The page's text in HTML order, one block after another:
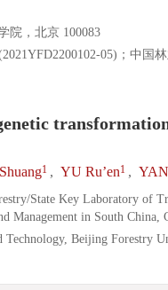
院，北京 100083
05)；中国
1 , YU Ru’en1 ,
State Key Laboratory of
Management in South China,
Technology, Beijing Forestry